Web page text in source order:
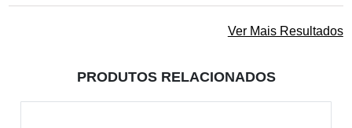
Ver Mais Resultados
PRODUTOS RELACIONADOS